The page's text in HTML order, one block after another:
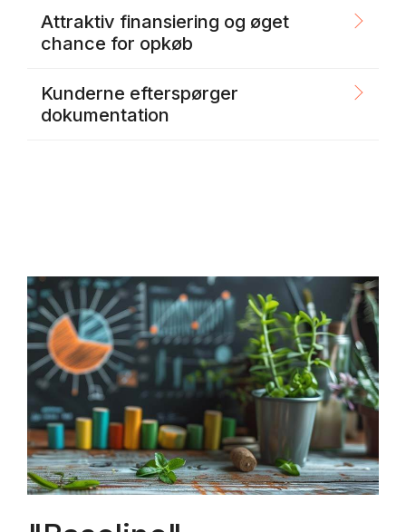
Attraktiv finansiering og øget
chance for opkøb
Kunderne efterspørger
dokumentation